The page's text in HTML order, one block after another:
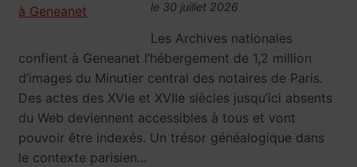
le 30 juillet 2026
Les Archives nationales
confient à Geneanet l’hébergement de 1,2 million
d’images du Minutier central des notaires de Paris.
Des actes des XVIe et XVIIe siècles jusqu’ici absents
du Web deviennent accessibles à tous et vont
pouvoir être indexés. Un trésor généalogique dans
le contexte parisien...